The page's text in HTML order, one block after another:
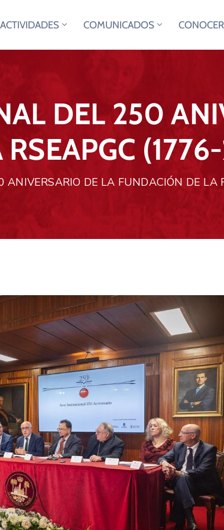
ACTIVIDADES COMUNICADOS
DEL 250
DE LA FUNDACIÓN DE LA